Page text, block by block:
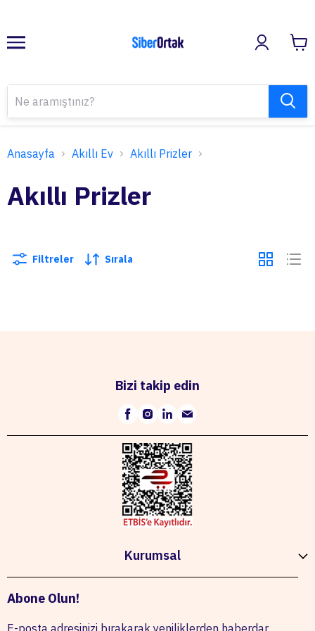
Anasayfa Akıllı Ev Akıllı Prizler
Akıllı Prizler
Filtreler Sırala
Bizi takip edin
Kurumsal
Abone Olun!